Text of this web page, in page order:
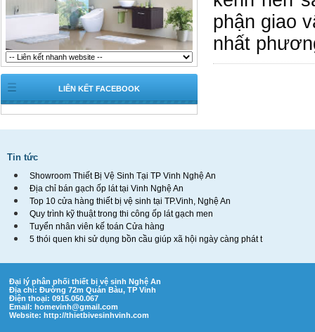
LIÊN KẾT FACEBOOK
phận giao
nhất
Tin tức
Showroom Thiết Bị Vệ Sinh Tại TP Vinh Nghệ An
Địa chỉ bán gạch ốp lát tại Vinh Nghệ An
Top 10 cửa hàng thiết bị vệ sinh tại TP.Vinh, Nghệ An
Quy trình kỹ thuật trong thi công ốp lát gạch men
Tuyển nhân viên kế toán Cửa hàng
5 thói quen khi sử dụng bồn cầu giúp xã hội ngày càng phát t
Đại lý phân phối thiết bị vệ sinh Nghệ An
Địa chỉ: Đường 72m Quán Bàu, TP Vinh
Điện thoại: 0915.050.067
Email: homevinh@gmail.com
Website: http://thietbivesinhvinh.com